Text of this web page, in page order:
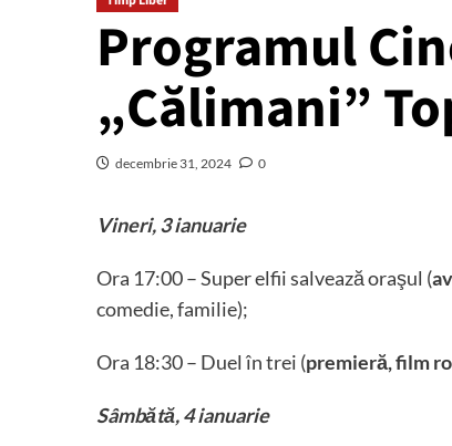
Programul
„Călimani”
decembrie 31, 2024 0
Vineri, 3 ianuarie
Ora 17:00 – Super elfii salvează oraşul (
comedie, familie);
Ora 18:30 – Duel în trei (premieră, film
Sâmbătă, 4 ianuarie